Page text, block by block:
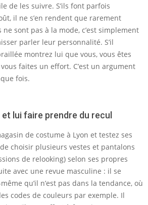
de les suivre. S’ils font parfois
il ne s’en rendent que rarement
ne sont pas à la mode, c’est simplement
parler leur personnalité. S’il
montrez lui que vous, vous êtes
faites un effort. C’est un argument
fois.
et lui faire prendre du recul
de costume à Lyon et testez ses
choisir plusieurs vestes et pantalons
de relooking) selon ses propres
avec une revue masculine : il se
qu’il n’est pas dans la tendance, où
codes de couleurs par exemple. Il